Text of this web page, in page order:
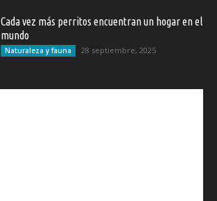
Cada vez más perritos encuentran un hogar en el
mundo
Naturaleza y fauna 28 septiembre, 2025